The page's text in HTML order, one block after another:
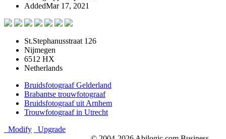
AddedMar 17, 2021
St.Stephanusstraat 126
Nijmegen
6512 HX
Netherlands
Bruidsfotograaf Gelderland
Brabantse trouwfotograaf
Bruidsfotograaf uit Arnhem
Trouwfotograaf in Utrecht
Modify
Upgrade